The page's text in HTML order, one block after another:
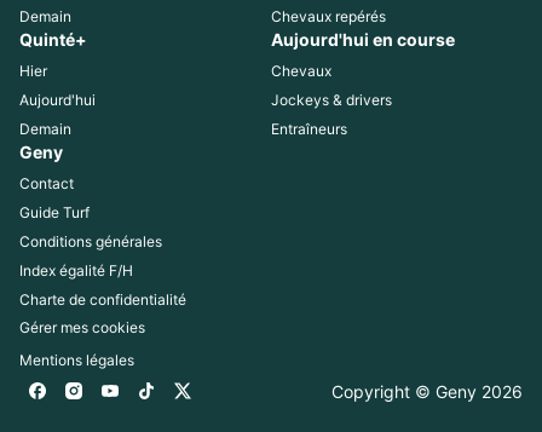
Demain
Chevaux repérés
Quinté+
Hier
Aujourd'hui
Demain
Aujourd'hui en course
Chevaux
Jockeys & drivers
Entraîneurs
Geny
Contact
Guide Turf
Conditions générales
Index égalité F/H
Charte de confidentialité
Gérer mes cookies
Mentions légales
Copyright © Geny 2026